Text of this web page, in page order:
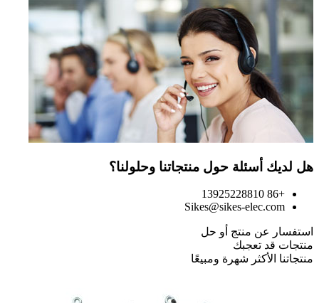
هل لديك أسئلة حول منتجاتنا وحلولنا؟
+86 13925228810
Sikes@sikes-elec.com
استفسار عن منتج أو حل
منتجات قد تعجبك
منتجاتنا الأكثر شهرة ومبيعًا